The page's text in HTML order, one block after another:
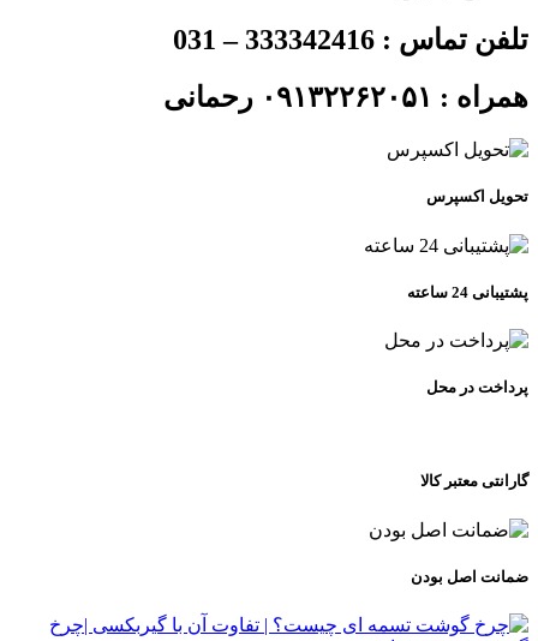
تلفن تماس : 333342416 – 031
همراه : ۰۹۱۳۲۲۶۲۰۵۱ رحمانی
تحویل اکسپرس
پشتیبانی 24 ساعته
پرداخت در محل
گارانتی معتبر کالا
ضمانت اصل بودن